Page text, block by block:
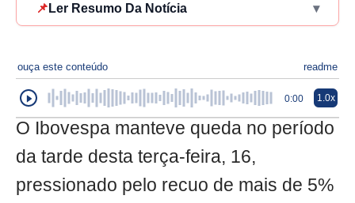
📌 Ler Resumo Da Notícia ▾
ouça este conteúdo readme
0:00 1.0x
O Ibovespa manteve queda no período
da tarde desta terça-feira, 16,
pressionado pelo recuo de mais de 5%